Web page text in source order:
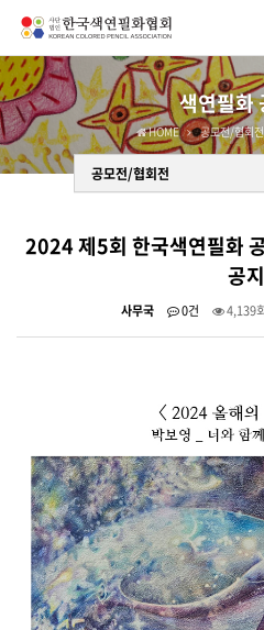
색연필화
HOME 공모전/협회전
공모전/협회전
2024 제5회 한국색연필화
공지
사무국 0건 4,139